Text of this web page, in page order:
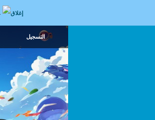
التسجيل